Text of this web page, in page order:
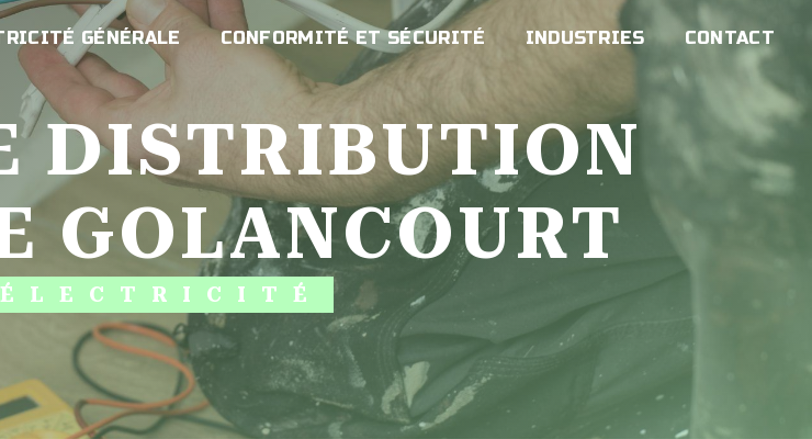
GÉNÉRALE CONFORMITÉ ET SÉCURITÉ INDUSTRIES CONTACT
GOLANCOURT
ÉLECTRICITÉ